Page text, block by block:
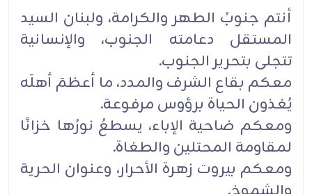
أنتم جنوبُ الطهر والكرامة، ولبنان السيد
المستقل دعامته الجنوب، والإنسانية
تتجلى بتحرير الجنوب.
معكم بقاع الشرف والمدد، ما أعظمَ أهلَه
يُغذون الحياة برؤوس مرفوعة.
ومعكم ضاحية الإباء، يسطعُ نورُها خزانًا
لمقاومة المحتلين والطغاة.
ومعكم بيروت زهرة الأحرار، وعنوان الحرية